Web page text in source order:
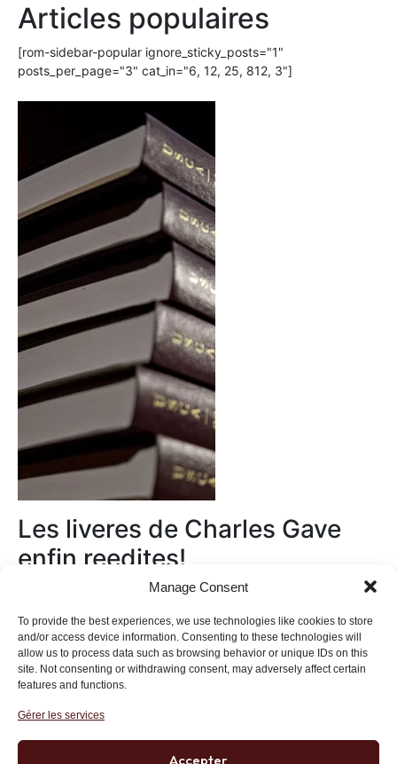
Manage Consent
To provide the best experiences, we use technologies like cookies to store
and/or access device information. Consenting to these technologies will
allow us to process data such as browsing behavior or unique IDs on this
site. Not consenting or withdrawing consent, may adversely affect certain
features and functions.
Gérer les services
Accepter
Articles populaires
[rom-sidebar-popular ignore_sticky_posts="1"
posts_per_page="3" cat_in="6, 12, 25, 812, 3"]
Les liveres de Charles Gave
enfin reedites!
Institut des Libertés
27 bis rue Copernic, 75116, Paris